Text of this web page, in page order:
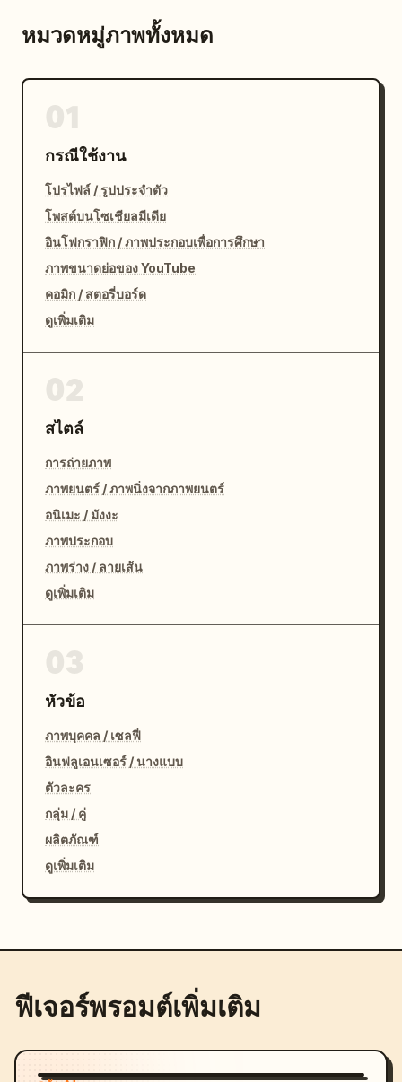
หมวดหมู่ภาพทั้งหมด
กรณีใช้งาน
โปรไฟล์ / รูปประจำตัว
โพสต์บนโซเชียลมีเดีย
อินโฟกราฟิก / ภาพประกอบเพื่อการศึกษา
ภาพขนาดย่อของ YouTube
คอมิก / สตอรี่บอร์ด
ดูเพิ่มเติม
สไตล์
การถ่ายภาพ
ภาพยนตร์ / ภาพนิ่งจากภาพยนตร์
อนิเมะ / มังงะ
ภาพประกอบ
ภาพร่าง / ลายเส้น
ดูเพิ่มเติม
หัวข้อ
ภาพบุคคล / เซลฟี่
อินฟลูเอนเซอร์ / นางแบบ
ตัวละคร
กลุ่ม / คู่
ผลิตภัณฑ์
ดูเพิ่มเติม
ฟีเจอร์พรอมต์เพิ่มเติม